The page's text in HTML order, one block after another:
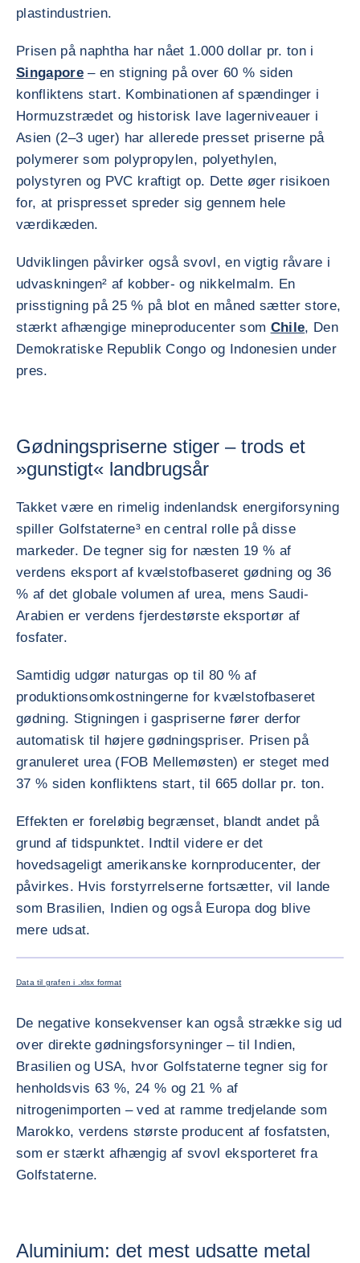
plastindustrien.
Prisen på naphtha har nået 1.000 dollar pr. ton i
Singapore – en stigning på over 60 % siden
konfliktens start. Kombinationen af spændinger i
Hormuzstrædet og historisk lave lagerniveauer i
Asien (2–3 uger) har allerede presset priserne på
polymerer som polypropylen, polyethylen,
polystyren og PVC kraftigt op. Dette øger risikoen
for, at prispresset spreder sig gennem hele
værdikæden.
Udviklingen påvirker også svovl, en vigtig råvare i
udvaskningen² af kobber- og nikkelmalm. En
prisstigning på 25 % på blot en måned sætter store,
stærkt afhængige mineproducenter som Chile, Den
Demokratiske Republik Congo og Indonesien under
pres.
Gødningspriserne stiger – trods et
»gunstigt« landbrugsår
Takket være en rimelig indenlandsk energiforsyning
spiller Golfstaterne³ en central rolle på disse
markeder. De tegner sig for næsten 19 % af
verdens eksport af kvælstofbaseret gødning og 36
% af det globale volumen af urea, mens Saudi-
Arabien er verdens fjerdestørste eksportør af
fosfater.
Samtidig udgør naturgas op til 80 % af
produktionsomkostningerne for kvælstofbaseret
gødning. Stigningen i gaspriserne fører derfor
automatisk til højere gødningspriser. Prisen på
granuleret urea (FOB Mellemøsten) er steget med
37 % siden konfliktens start, til 665 dollar pr. ton.
Effekten er foreløbig begrænset, blandt andet på
grund af tidspunktet. Indtil videre er det
hovedsageligt amerikanske kornproducenter, der
påvirkes. Hvis forstyrrelserne fortsætter, vil lande
som Brasilien, Indien og også Europa dog blive
mere udsat.
Data til grafen i .xlsx format
De negative konsekvenser kan også strække sig ud
over direkte gødningsforsyninger – til Indien,
Brasilien og USA, hvor Golfstaterne tegner sig for
henholdsvis 63 %, 24 % og 21 % af
nitrogenimporten – ved at ramme tredjelande som
Marokko, verdens største producent af fosfatsten,
som er stærkt afhængig af svovl eksporteret fra
Golfstaterne.
Aluminium: det mest udsatte metal